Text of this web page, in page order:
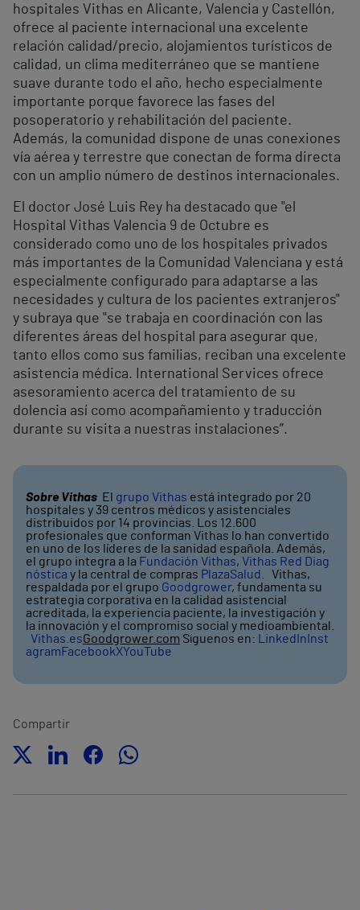
hospitales Vithas en Alicante, Valencia y Castellón,
ofrece al paciente internacional una excelente
relación calidad/precio, alojamientos turísticos de
calidad, un clima mediterráneo que se mantiene
suave durante todo el año, hecho especialmente
importante porque favorece las fases del
posoperatorio y rehabilitación del paciente.
Además, la comunidad dispone de unas conexiones
vía aérea y terrestre que conectan de forma directa
con un amplio número de destinos internacionales.
El doctor José Luis Rey ha destacado que "el
Hospital Vithas Valencia 9 de Octubre es
considerado como uno de los hospitales privados
más importantes de la Comunidad Valenciana y está
especialmente configurado para adaptarse a las
necesidades y cultura de los pacientes extranjeros"
y subraya que "se trabaja en coordinación con las
diferentes áreas del hospital para asegurar que,
tanto ellos como sus familias, reciban una excelente
asistencia médica. International Services ofrece
asesoramiento acerca del tratamiento de su
dolencia así como acompañamiento y traducción
durante su visita a nuestras instalaciones”.
Sobre Vithas El grupo Vithas está integrado por 20
hospitales y 39 centros médicos y asistenciales
distribuidos por 14 provincias. Los 12.600
profesionales que conforman Vithas lo han convertido
en uno de los líderes de la sanidad española. Además,
el grupo integra a la Fundación Vithas, Vithas Red Diag
nóstica y la central de compras PlazaSalud
. Vithas,
respaldada por el grupo Goodgrower, fundamenta su
estrategia corporativa en la calidad asistencial
acreditada, la experiencia paciente, la investigación y
la innovación y el compromiso social y medioambiental.
Vithas.esGoodgrower.com Síguenos en: LinkedIn Inst
agramFacebookXYouTube
Compartir